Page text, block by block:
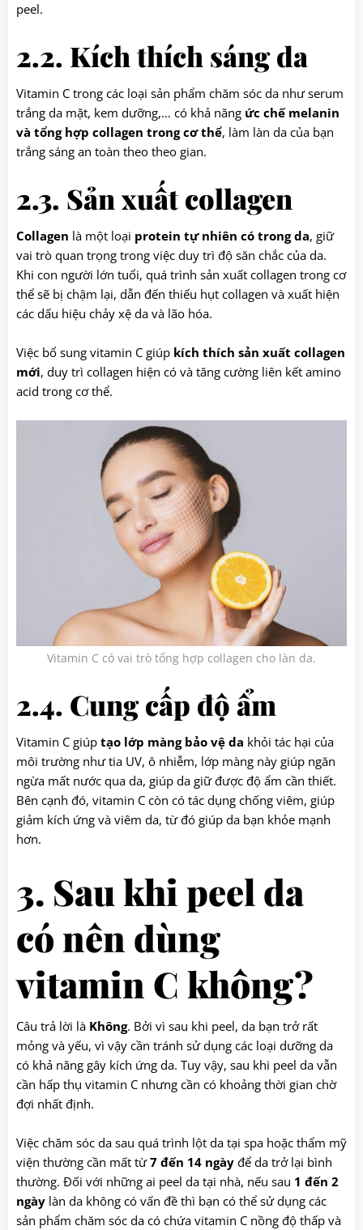
peel.
2.2. Kích thích sáng da
Vitamin C trong các loại sản phẩm chăm sóc da như serum
trắng da mặt, kem dưỡng,… có khả năng ức chế melanin
và tổng hợp collagen trong cơ thể, làm làn da của bạn
trắng sáng an toàn theo theo gian.
2.3. Sản xuất collagen
Collagen là một loại protein tự nhiên có trong da, giữ
vai trò quan trọng trong việc duy trì độ săn chắc của da.
Khi con người lớn tuổi, quá trình sản xuất collagen trong cơ
thể sẽ bị chậm lại, dẫn đến thiếu hụt collagen và xuất hiện
các dấu hiệu chảy xệ da và lão hóa.
Việc bổ sung vitamin C giúp kích thích sản xuất collagen
mới, duy trì collagen hiện có và tăng cường liên kết amino
acid trong cơ thể.
Vitamin C có vai trò tổng hợp collagen cho làn da.
2.4. Cung cấp độ ẩm
Vitamin C giúp tạo lớp màng bảo vệ da khỏi tác hại của
môi trường như tia UV, ô nhiễm, lớp màng này giúp ngăn
ngừa mất nước qua da, giúp da giữ được độ ẩm cần thiết.
Bên cạnh đó, vitamin C còn có tác dụng chống viêm, giúp
giảm kích ứng và viêm da, từ đó giúp da bạn khỏe mạnh
hơn.
3. Sau khi peel da
có nên dùng
vitamin C không?
Câu trả lời là Không. Bởi vì sau khi peel, da bạn trở rất
mỏng và yếu, vì vậy cần tránh sử dụng các loại dưỡng da
có khả năng gây kích ứng da. Tuy vậy, sau khi peel da vẫn
cần hấp thụ vitamin C nhưng cần có khoảng thời gian chờ
đợi nhất định.
Việc chăm sóc da sau quá trình lột da tại spa hoặc thẩm mỹ
viện thường cần mất từ7 đến 14 ngày để da trở lại bình
thường. Đối với những ai peel da tại nhà, nếu sau 1 đến 2
ngày làn da không có vấn đề thì bạn có thể sử dụng các
sản phẩm chăm sóc da có chứa vitamin C nồng độ thấp và